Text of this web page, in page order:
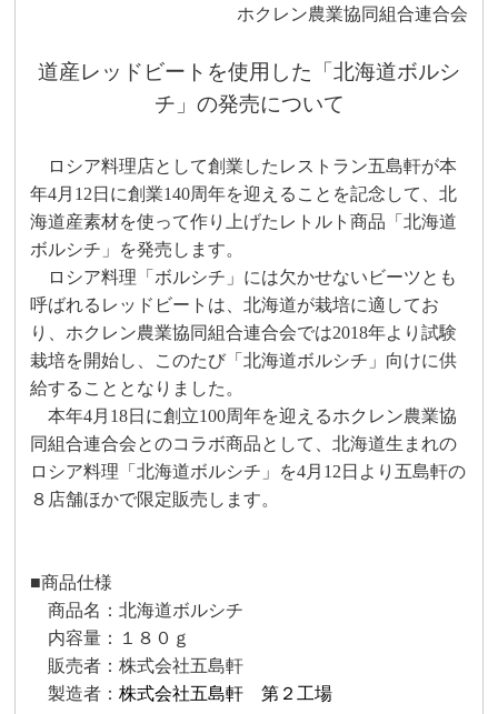
ホクレン農業協同組合連合会
道産レッドビートを使用した「北海道ボルシ
チ」の発売について
ロシア料理店として創業したレストラン五島軒が本
年4月 12 日に創業140周年を迎えることを記念して、北
海道産素材を使って作り上げたレトルト商品「北海道
ボルシチ」を発売します。
ロシア料理「ボルシチ」には欠かせないビーツとも
呼ばれるレッドビートは、北海道が栽培に適してお
り、ホクレン農業協同組合連合会では2018年より試験
栽培を開始し、このたび「北海道ボルシチ」向けに供
給することとなりました。
本年4月 18日に創立100周年を迎えるホクレン農業協
同組合連合会とのコラボ商品として、北海道生まれの
ロシア料理「北海道ボルシチ」を4月 12 日より五島軒の
８店舗ほかで限定販売します。
■商品仕様
商品名：北海道ボルシチ
内容量：１８０ｇ
販売者：株式会社五島軒
製造者：株式会社五島軒 第２工場